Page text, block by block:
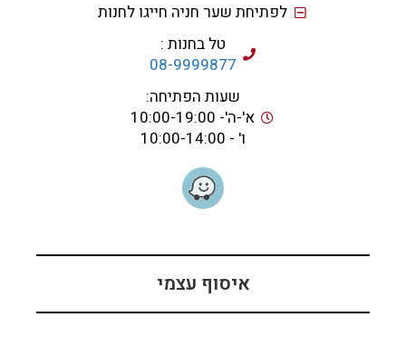
לפתיחת שער חניה חייגו לחנות
טל בחנות :
08-9999877
שעות הפתיחה:
א'-ה'- 10:00-19:00
ו' - 10:00-14:00
איסוף עצמי